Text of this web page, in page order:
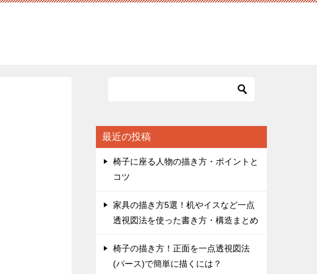
最近の投稿
椅子に座る人物の描き方・ポイントと
コツ
家具の描き方5選！机やイスなど一点
透視図法を使った書き方・構造まとめ
椅子の描き方！正面を一点透視図法
(パース)で簡単に描くには？